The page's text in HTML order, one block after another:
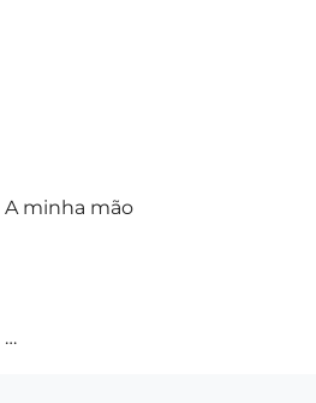
A minha mão
…